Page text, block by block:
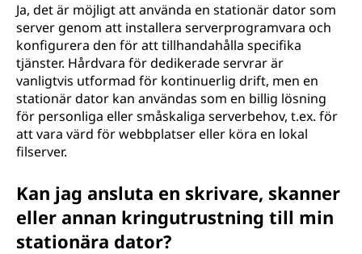
Ja, det är möjligt att använda en stationär dator som
server genom att installera serverprogramvara och
konfigurera den för att tillhandahålla specifika
tjänster. Hårdvara för dedikerade servrar är
vanligtvis utformad för kontinuerlig drift, men en
stationär dator kan användas som en billig lösning
för personliga eller småskaliga serverbehov, t.ex. för
att vara värd för webbplatser eller köra en lokal
filserver.
Kan jag ansluta en skrivare, skanner
eller annan kringutrustning till min
stationära dator?